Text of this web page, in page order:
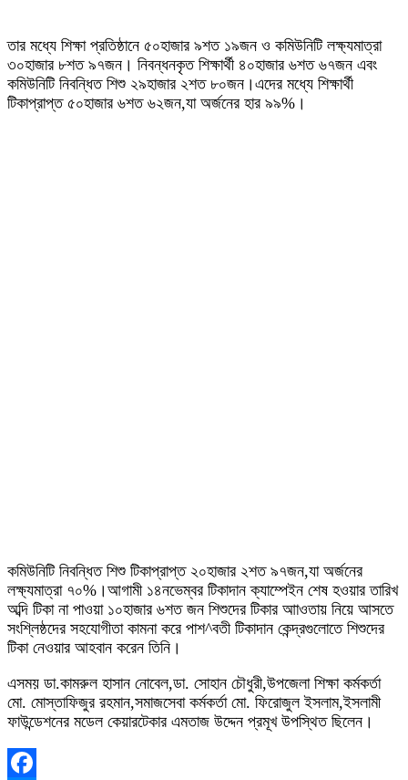
তার মধ্যে শিক্ষা প্রতিষ্ঠানে ৫০হাজার ৯শত ১৯জন ও কমিউনিটি লক্ষ্যমাত্রা
৩০হাজার ৮শত ৯৭জন। নিবন্ধনকৃত শিক্ষার্থী ৪০হাজার ৬শত ৬৭জন এবং
কমিউনিটি নিবন্ধিত শিশু ২৯হাজার ২শত ৮০জন।এদের মধ্যে শিক্ষার্থী
টিকাপ্রাপ্ত ৫০হাজার ৬শত ৬২জন,যা অর্জনের হার ৯৯%।
কমিউনিটি নিবন্ধিত শিশু টিকাপ্রাপ্ত ২০হাজার ২শত ৯৭জন,যা অর্জনের
লক্ষ্যমাত্রা ৭০%।আগামী ১৪নভেম্বর টিকাদান ক্যাম্পেইন শেষ হওয়ার তারিখ
অব্দি টিকা না পাওয়া ১০হাজার ৬শত জন শিশুদের টিকার আাওতায় নিয়ে আসতে
সংশ্লিষ্ঠদের সহযোগীতা কামনা করে পাশ^বতী টিকাদান কেন্দ্রগুলোতে শিশুদের
টিকা নেওয়ার আহবান করেন তিনি।
এসময় ডা.কামরুল হাসান নোবেল,ডা. সোহান চৌধুরী,উপজেলা শিক্ষা কর্মকর্তা
মো. মোস্তাফিজুর রহমান,সমাজসেবা কর্মকর্তা মো. ফিরোজুল ইসলাম,ইসলামী
ফাউন্ডেশনের মডেল কেয়ারটেকার এমতাজ উদ্দেন প্রমূখ উপস্থিত ছিলেন।